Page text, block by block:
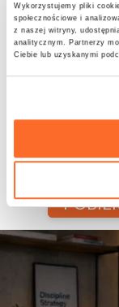
Wykorzystujemy pliki
społecznościowe i
z naszej witryny,
analitycznym. Partnerzy
Ciebie lub uzyskanymi
64%
18%